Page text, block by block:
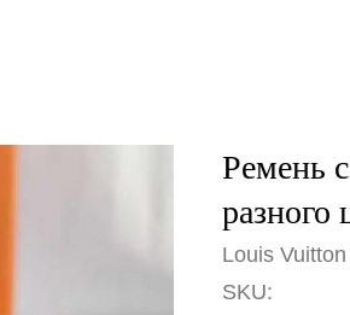
Ремень
разного
Louis Vuitton
SKU: